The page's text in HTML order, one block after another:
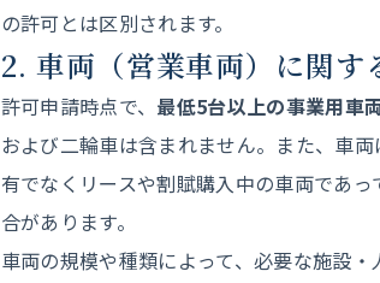
の許可とは区別されます。
2. 車両（営業車両）に関す
許可申請時点で、 最低5台以上の事業用車
および二輪車は含まれません。また、車両
有でなくリースや割賦購入中の車両であ
合があります。
車両の規模や種類によって、必要な施設